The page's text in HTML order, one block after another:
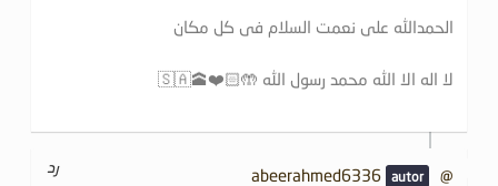
الحمدالله علی نعمت السلام فی کل مکان
لا اله الا الله محمد رسول الله 🤲🏻❤️🕋🇸🇦
@abeerahmed6336 رد